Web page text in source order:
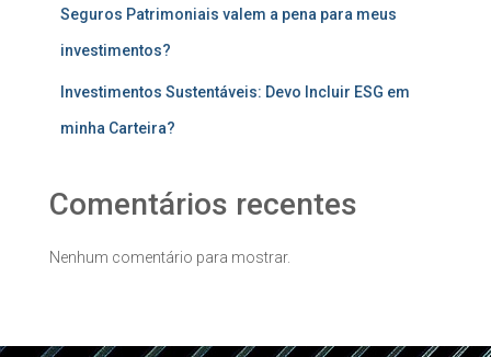
Seguros Patrimoniais valem a pena para meus
investimentos?
Investimentos Sustentáveis: Devo Incluir ESG em
minha Carteira?
Comentários recentes
Nenhum comentário para mostrar.